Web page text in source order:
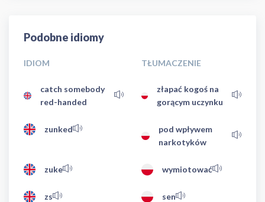
Podobne idiomy
IDIOM TŁUMACZENIE
catch somebody
red-handed
złapać kogoś na
gorącym uczynku
zunked
pod wpływem
narkotyków
zuke wymiotować
zs sen